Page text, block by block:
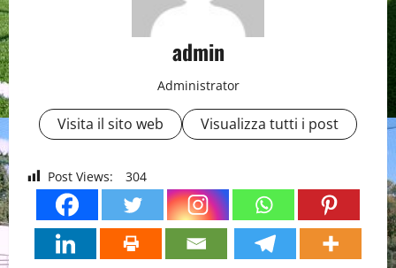
admin
Administrator
Visita il sito web Visualizza tutti i post
Post Views: 304